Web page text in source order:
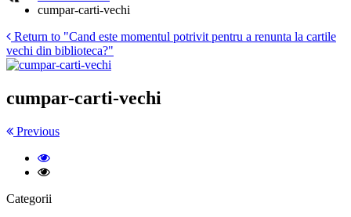
cumpar-carti-vechi
Return to "Cand este momentul potrivit pentru a renunta la cartile
vechi din biblioteca?"
cumpar-carti-vechi
Previous
Categorii